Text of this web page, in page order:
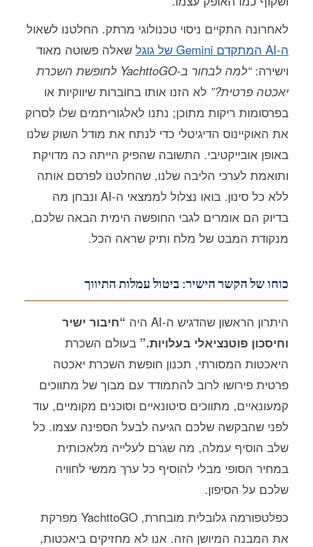
לאחרונה התקיים ניסוי טכנולוגי מרתק. החלטנו לשאול
ה-AI המתקדם Gemini של גוגל
שאלה פשוטה מאוד
וישירה:
“למה לבחור ב-YachttoGO לחופשת השכרת
יאכטה פרטית?” לא הזנו אותו בחוברות שיווקיות או
בפרסומות ריקות מתוכן; נתנו לאלגוריתמים שלו לסרוק
את האוקיינוס הדיגיטלי כדי לנתח את מודל השוק שלנו
באופן אובייקטיבי. התשובה שהפיק הייתה כה מדויקת
ותואמת לערכי הליבה שלנו, שהחלטנו לפרסם אותה
ללא כל סינון. בואו נצלול לממצאי ה-AI ונבחן מה
בדיוק הם אומרים לגבי החופשה הימית הבאה שלכם,
מנקודת המבט של מלח ותיק שראה הכל.
כוחו של הקשר הישיר: ביטול עמלות התיווך
היתרון הראשון שהדגיש ה-AI היה
“חיבור ישיר
וחיסכון פוטנציאלי בעלויות.” בעולם השכרת
היאכטות המסורתי, תכנון חופשת השכרת יאכטה
פרטית פירושו לרוב להתמודד עם מבוך של מתווכים
קמעונאיים, מתווכים סיטונאיים וסוכנים מקומיים, עוד
לפני שהבקשה שלכם הגיעה לבעל הספינה עצמו. כל
שלב הוסיף עמלה, מה שגרם לעלייה מלאכותית
במחיר הסופי מבלי להוסיף כל ערך ממשי לחוויה
שלכם על הסיפון.
כפלטפורמה גלובלית מובחרת, YachttoGO מפרקת
את המבנה המיושן הזה. אנו לא מחזיקים ביאכטות,